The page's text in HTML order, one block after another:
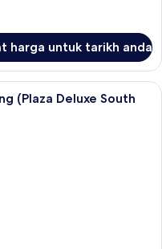
harga untuk tarikh anda
tidur, peti besi dalam bilik,
(Plaza Deluxe South